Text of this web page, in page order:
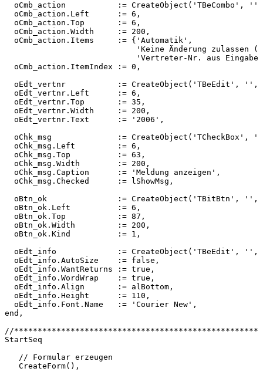
oCmb_action
:= CreateObject('TBeCombo',
'',
oCmb_action.Left
:= 6,
oCmb_action.Top
:= 6,
oCmb_action.Width
:= 200,
oCmb_action.Items
:= {'Automatik',
'Keine Änderung zulassen
'Vertreter-Nr.
aus
oCmb_action.ItemIndex
:= 0,
oEdt_vertnr
:= CreateObject('TBeEdit',
'',
oEdt_vertnr.Left
:= 6,
oEdt_vertnr.Top
:= 35,
oEdt_vertnr.Width
:= 200,
oEdt_vertnr.Text
:=
'2006',
oChk_msg
:= CreateObject('TCheckBox',
oChk_msg.Left
:= 6,
oChk_msg.Top
:= 63,
oChk_msg.Width
:= 200,
oChk_msg.Caption
:= 'Meldung
anzeigen',
oChk_msg.Checked
:=
lShowMsg,
oBtn_ok
:= CreateObject('TBitBtn',
'',
oBtn_ok.Left
:= 6,
oBtn_ok.Top
:= 87,
oBtn_ok.Width
:= 200,
oBtn_ok.Kind
:= 1,
oEdt_info
:= CreateObject('TBeEdit',
'',
oEdt_info.AutoSize
:= false,
oEdt_info.WantReturns
:= true,
oEdt_info.WordWrap
:= true,
oEdt_info.Align
:= alBottom,
oEdt_info.Height
:= 110,
oEdt_info.Font.Name
:= 'Courier New',
end,
//
StartSeq
//
Formular erzeugen
CreateForm(),